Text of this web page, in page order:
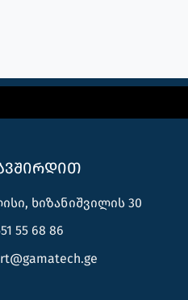
ხიზანიშვილის 30
55 68 86